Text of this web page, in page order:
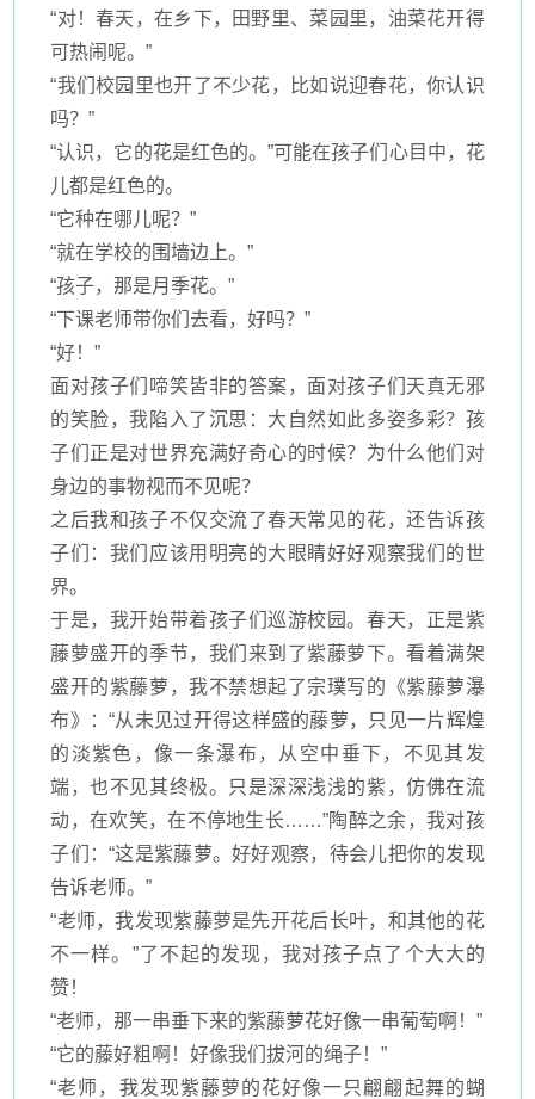
“对！春天，在乡下，田野里、菜园里，油菜花开得
可热闹呢。”
“我们校园里也开了不少花，比如说迎春花，你认识
吗？”
“认识，它的花是红色的。”可能在孩子们心目中，花
儿都是红色的。
“它种在哪儿呢？”
“就在学校的围墙边上。”
“孩子，那是月季花。”
“下课老师带你们去看，好吗？”
“好！”
面对孩子们啼笑皆非的答案，面对孩子们天真无邪
的笑脸，我陷入了沉思：大自然如此多姿多彩？孩
子们正是对世界充满好奇心的时候？为什么他们对
身边的事物视而不见呢？
之后我和孩子不仅交流了春天常见的花，还告诉孩
子们：我们应该用明亮的大眼睛好好观察我们的世
界。
于是，我开始带着孩子们巡游校园。春天，正是紫
藤萝盛开的季节，我们来到了紫藤萝下。看着满架
盛开的紫藤萝，我不禁想起了宗璞写的《紫藤萝瀑
布》：“从未见过开得这样盛的藤萝，只见一片辉煌
的淡紫色，像一条瀑布，从空中垂下，不见其发
端，也不见其终极。只是深深浅浅的紫，仿佛在流
动，在欢笑，在不停地生长……”陶醉之余，我对孩
子们：“这是紫藤萝。好好观察，待会儿把你的发现
告诉老师。”
“老师，我发现紫藤萝是先开花后长叶，和其他的花
不一样。”了不起的发现，我对孩子点了个大大的
赞！
“老师，那一串垂下来的紫藤萝花好像一串葡萄啊！”
“它的藤好粗啊！好像我们拔河的绳子！”
“老师，我发现紫藤萝的花好像一只翩翩起舞的蝴